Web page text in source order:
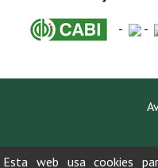
- -
Esta web usa cookies